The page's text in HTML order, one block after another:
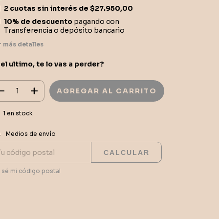
2 cuotas sin interés de $27.950,00
10% de descuentopagando con
Transferencia o depósito bancario
más detalles
el ultimo, te lo vas a perder?
1 en stock
para el CP:
Medios de envío
CALCULAR
sé mi código postal